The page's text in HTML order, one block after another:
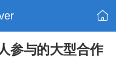
参与的大型合作